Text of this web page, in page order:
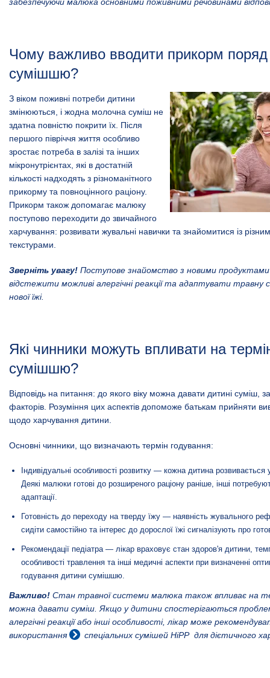
Чому важливо вводити прикорм поряд
сумішшю?
З віком поживні потреби дитини
змінюються, і жодна молочна суміш не
здатна повністю покрити їх. Після
першого півріччя життя особливо
зростає потреба в залізі та інших
мікронутрієнтах, які в достатній
кількості надходять з різноманітного
прикорму та повноцінного раціону.
Прикорм також допомагає малюку
поступово переходити до звичайного
харчування: розвивати жувальні навички та знайомитися із
текстурами.
Зверніть увагу! Поступове знайомство з новими продуктами
відстежити можливі алергічні реакції та адаптувати
нової їжі.
Які чинники можуть впливати на
сумішшю?
Відповідь на питання: до якого віку можна давати дитині суміш,
факторів. Розуміння цих аспектів допоможе батькам прийняти
щодо харчування дитини.
Основні чинники, що визначають термін годування:
Індивідуальні особливості розвитку — кожна дитина
Деякі малюки готові до розширеного раціону раніше, інші
адаптації.
Готовність до переходу на тверду їжу — наявність жувального
сидіти самостійно та інтерес до дорослої їжі сигналізують про
Рекомендації педіатра — лікар враховує стан здоров'я дитини,
особливості травлення та інші медичні аспекти при визначенні
годування дитини сумішшю.
Важливо! Стан травної системи малюка також впливає на
можна давати суміш. Якщо у дитини спостерігаються
алергічні реакції або інші особливості, лікар може
використання
спеціальних сумішей HiPPдля дієтичного